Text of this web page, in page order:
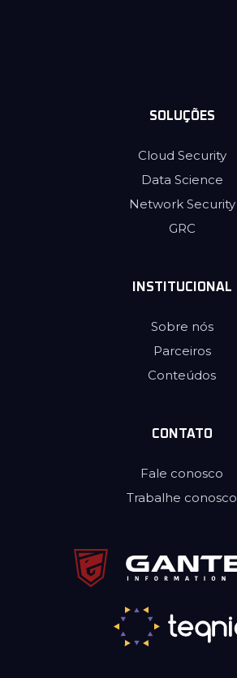
SOLUÇÕES
Cloud Security
Data Science
Network Security
GRC
INSTITUCIONAL
Sobre nós
Parceiros
Conteúdos
CONTATO
Fale conosco
Trabalhe conosco